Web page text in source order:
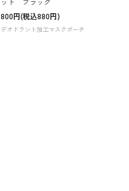
800円(税込880円)
デオドラント加工マスクポーチ